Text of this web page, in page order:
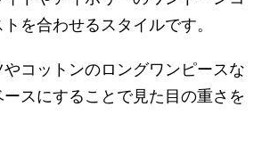
を合わせるスタイルです。
コットンのロングワンピースな
スにすることで見た目の重さを